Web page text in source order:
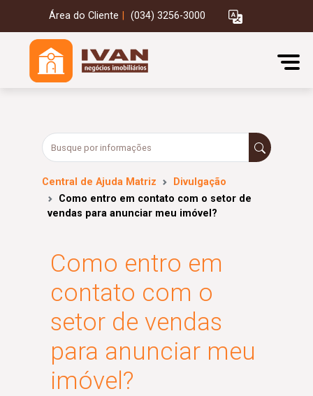
Área do Cliente (034) 3256-3000
Central de Ajuda Matriz
Divulgação
Como entro em contato com o setor de
vendas para anunciar meu imóvel?
Como entro em
contato com o
setor de vendas
para anunciar meu
imóvel?